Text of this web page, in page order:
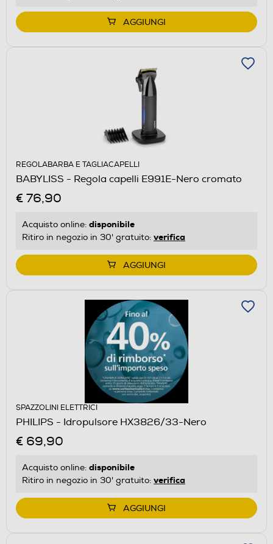
AGGIUNGI
REGOLABARBA E TAGLIACAPELLI
BABYLISS - Regola capelli E991E-Nero cromato
€ 76,90
Acquisto online: disponibile
Ritiro in negozio in 30' gratuito: verifica
AGGIUNGI
SPAZZOLINI ELETTRICI
PHILIPS - Idropulsore HX3826/33-Nero
€ 69,90
Acquisto online: disponibile
Ritiro in negozio in 30' gratuito: verifica
AGGIUNGI